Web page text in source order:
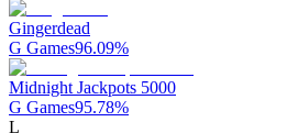
Gingerdead
G Games96.09%
Midnight Jackpots 5000
G Games95.78%
L